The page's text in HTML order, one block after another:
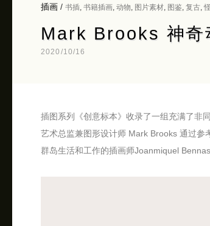
插画 / 书插 书籍插画 动物 图片素材 图鉴 复古
Mark Brooks 神奇
2020/10/16
插图系列《创意标本》收录了一组充满了非
艺术总监兼图形设计师 Mark Brooks 通过参
群岛生活和工作的插画师Joanmiquel